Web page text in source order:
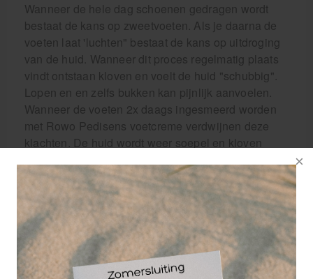
Wanneer de hele dag schoenen gedragen wordt
bestaat de kans op zweetvoeten. Als je daarna de
voeten laat 'luchten" bestaat de kans op uitdroging
van de huid. Wanneer dit proces regelmatig plaats
vindt ontstaan kloven en voelt de huid "schubbig".
Lopen en en zelfs bukken kan pijnlijk aanvoelen.
Wanneer de voeten 2x daags ingesmeerd worden
met Rowo Pedisens voetcreme verdwijnen deze
klachten. De huid wordt weer soepel en kloven
Toepassing Rowo PediSens creme:
Smeer 2 maal daags tenen en voeten in.
Kenmerken Rowo PediSens creme:
Met kamille en Japanse medicinale plantenolie